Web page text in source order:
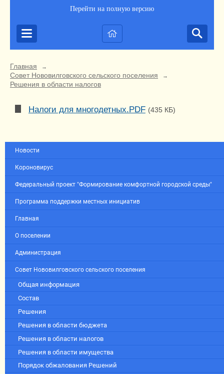
Перейти на полную версию
Главная →
Совет Нововилговского сельского поселения →
Решения в области налогов
Налоги для многодетных.PDF (435 КБ)
Новости
Короновирус
Федеральный проект "Формирование комфортной городской среды"
Программа поддержки местных инициатив
Главная
О поселении
Администрация
Совет Нововилговского сельского поселения
Общая информация
Состав
Решения
Решения в области бюджета
Решения в области налогов
Решения в области имущества
Порядок обжалования Решений